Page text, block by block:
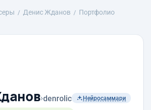
Денис Жданов
Портфолио
›denrolic Нейросаммари